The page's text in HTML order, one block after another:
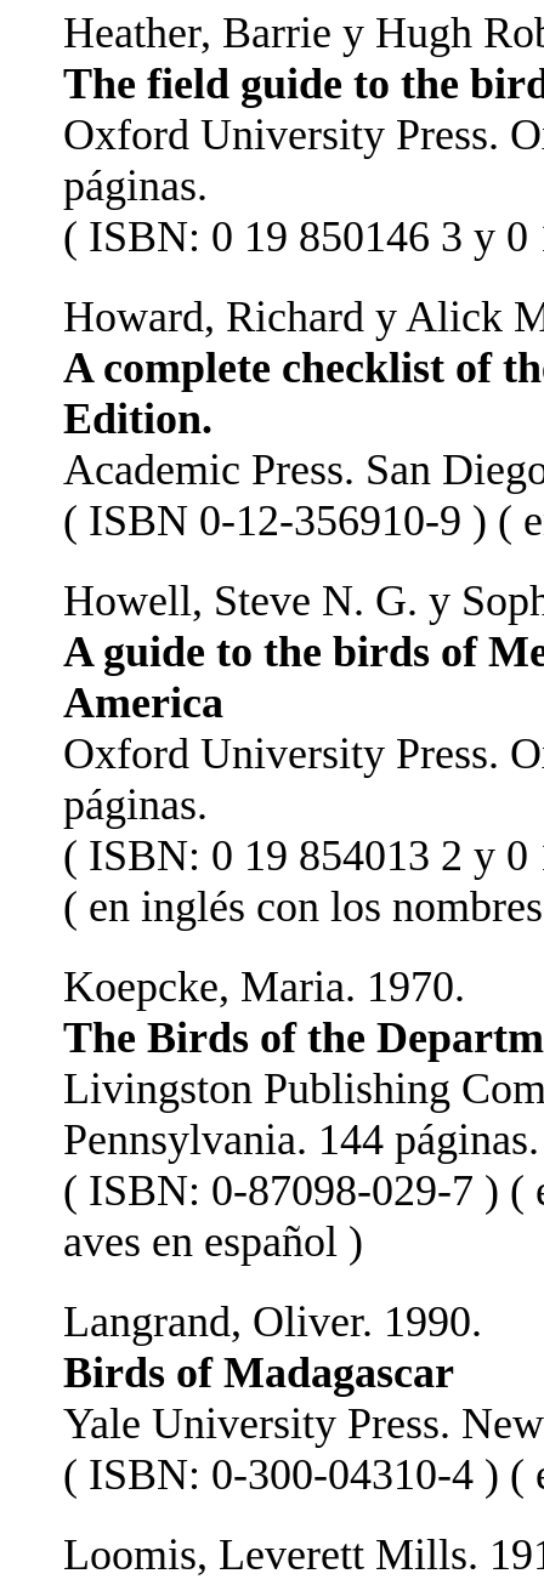
Heather, Barrie y Hugh
The field guide to the
Oxford University Press.
páginas.
( ISBN: 0 19 850146 3 y
Howard, Richard y Alick
A complete checklist of
Edition.
Academic Press. San
( ISBN 0-12-356910-9 ) (
Howell, Steve N. G. y
A guide to the birds of
America
Oxford University Press.
páginas.
( ISBN: 0 19 854013 2 y 0
( en inglés con los
Koepcke, Maria. 1970.
The Birds of the
Livingston Publishing
Pennsylvania. 144 páginas.
( ISBN: 0-87098-029-7 ) (
aves en español )
Langrand, Oliver. 1990.
Birds of Madagascar
Yale University Press.
( ISBN: 0-300-04310-4 ) (
Loomis, Leverett Mills.